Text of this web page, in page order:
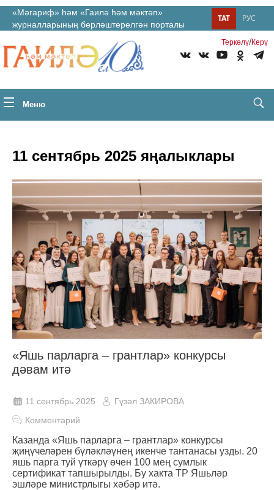
«Мәгариф» һәм «Гаилә һәм мәктәп»
журналларының берләштерелгән порталы
РУС
ТАТ
Теркəлү/Керү
Меню
11 сентябрь 2025 яңалыклары
«Яшь парларга – грантлар» конкурсы
дәвам итә
11 сентябрь 2025
Гүзәл ЗАКИРОВА
Комментарий
Казанда «Яшь парларга – грантлар» конкурсы
җиңүчеләрен бүләкләүнең икенче тантанасы узды. 20
яшь парга туй үткәрү өчен 100 мең сумлык
сертификат тапшырылды. Бу хакта ТР Яшьләр
эшләре министрлыгы хәбәр итә.